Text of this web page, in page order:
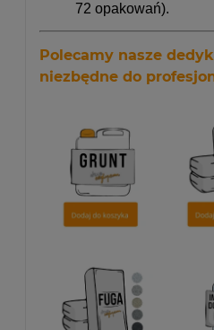
72 opakowań).
Polecamy nasze
niezbędne do